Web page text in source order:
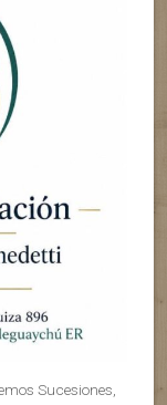
Sucesiones,